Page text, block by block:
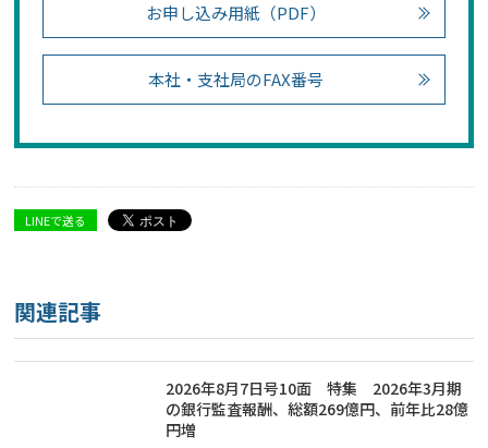
お申し込み用紙（PDF）
本社・支社局のFAX番号
LINEで送る
関連記事
2026年8月7日号10面 特集 2026年3月期
の銀行監査報酬、総額269億円、前年比28億
円増